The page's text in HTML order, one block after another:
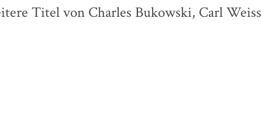
Titel von Charles Bukowski, Carl